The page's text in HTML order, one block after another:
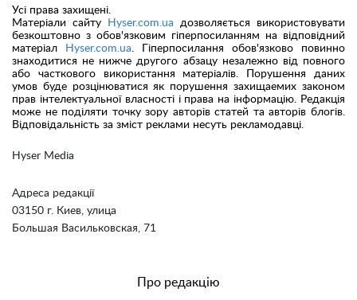
Hyser Media
Адреса редакції
03150 г. Киев, улица
Большая Васильковская, 71
Усі права захищені.
Матеріали сайту
Hyser.com.ua дозволяється використовувати
безкоштовно з обов'язковим гіперпосиланням на відповідний
матеріал
Hyser.com.ua . Гіперпосилання обов'язково повинно
знаходитися не нижче другого абзацу незалежно від повного
або часткового використання матеріалів. Порушення даних
умов буде розцінюватися як порушення захищаемих законом
прав інтелектуальної власності і права на інформацію. Редакція
може не поділяти точку зору авторів статей та авторів блогів.
Відповідальність за зміст реклами несуть рекламодавці.
Про редакцію